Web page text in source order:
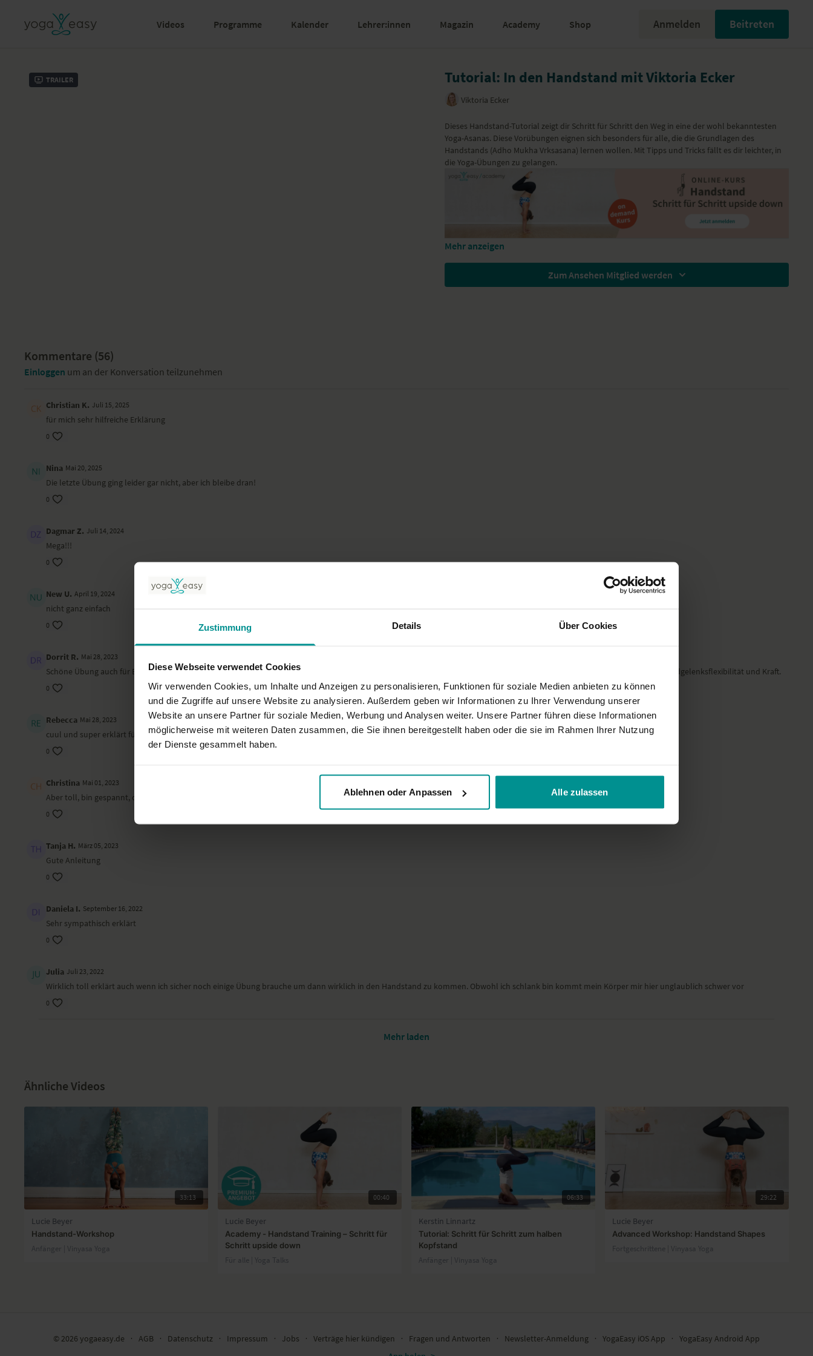
Zustimmung Details Über Cookies
Diese Webseite verwendet Cookies
Wir verwenden Cookies, um Inhalte und Anzeigen zu personalisieren, Funktionen für soziale Medien anbieten zu können
und die Zugriffe auf unsere Website zu analysieren. Außerdem geben wir Informationen zu Ihrer Verwendung unserer
Website an unsere Partner für soziale Medien, Werbung und Analysen weiter. Unsere Partner führen diese Informationen
möglicherweise mit weiteren Daten zusammen, die Sie ihnen bereitgestellt haben oder die sie im Rahmen Ihrer Nutzung
der Dienste gesammelt haben.
Ablehnen oder Anpassen Alle zulassen
Videos Programme Kalender Lehrer:innen Magazin Academy Shop Anmelden Beitreten
Trailer Tutorial: In den Handstand mit Viktoria Ecker
Viktoria Ecker
Dieses Handstand-Tutorial zeigt dir Schritt für Schritt den Weg in eine der wohl bekanntesten
Yoga-Asanas. Diese Vorübungen eignen sich besonders für alle, die die Grundlagen des
Handstands (Adho Mukha Vrksasana) lernen wollen. Mit Tipps und Tricks fällt es dir leichter, in
die Yoga-Übungen zu gelangen.
Mehr anzeigen
Zum Ansehen Mitglied werden
Kommentare (56)
Einloggen um an der Konversation teilzunehmen
Christian K. Juli 15, 2025
für mich sehr hilfreiche Erklärung
0
Nina Mai 20, 2025
Die letzte Übung ging leider gar nicht, aber ich bleibe dran!
0
Dagmar Z. Juli 14, 2024
Mega!!!
0
New U. April 19, 2024
nicht ganz einfach
0
Dorrit R. Mai 28, 2023
Schöne Übung auch für Erfahrene, um feiner in der Übung zu stehen und auch gute Vorbereitungsübungen, um Kraft aufzubauen. Fühlt sich sehr gut an. Gute Übungen zur Handgelenksflexibilität und Kraft.
0
Rebecca Mai 28, 2023
cuul und super erklärt für mich echt toll!
0
Christina Mai 01, 2023
Aber toll, bin gespannt, ob ich irgendwann schaffe.
0
Tanja H. März 05, 2023
Gute Anleitung
0
Daniela I. September 16, 2022
Sehr sympathisch erklärt
0
Julia Juli 23, 2022
Wirklich toll erklärt auch wenn ich sicher noch einige Übung brauche um dann wirklich in den Handstand zu kommen. Obwohl ich schlank bin kommt mein Körper mir hier unglaublich schwer vor
0
Mehr laden
Ähnliche Videos
33:13
Lucie Beyer
Handstand-Workshop
Anfänger | Vinyasa Yoga
00:40
Lucie Beyer
Academy - Handstand Training – Schritt für
Schritt upside down
Für alle | Yoga Talks
06:33
Kerstin Linnartz
Tutorial: Schritt für Schritt zum halben
Kopfstand
Anfänger | Vinyasa Yoga
29:22
Lucie Beyer
Advanced Workshop: Handstand Shapes
Fortgeschrittene | Vinyasa Yoga
© 2026 yogaeasy.de ∙ AGB ∙ Datenschutz ∙ Impressum ∙ Jobs ∙ Verträge hier kündigen ∙ Fragen und Antworten ∙ Newsletter-Anmeldung ∙ YogaEasy iOS App ∙
YogaEasy Android App